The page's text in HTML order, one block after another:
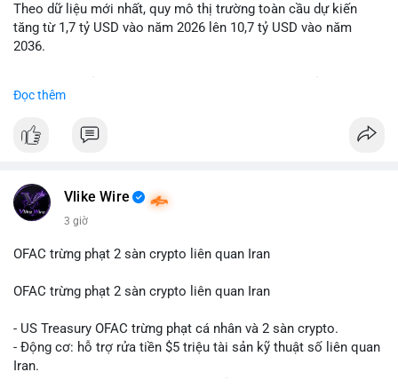
Lời khuyên: Nhà đầu tư nhỏ lẻ nên quan sát thêm 2-4 giờ sau
khi giao dịch được xác nhận, tránh hành động theo cảm xúc.
ưu tiên quản trị rủi ro trong giai đoạn biến động mạnh.
#btcmempool65k
Theo dữ liệu mới nhất, quy mô thị trường toàn cầu dự kiến
tăng từ 1,7 tỷ USD vào năm 2026 lên 10,7 tỷ USD vào năm
2036.
hàng năm (CAGR) ấn tượng lên tới 20,2%.
Điều gì đang thúc đẩy sự tăng trưởng vượt bậc này? Hãy cùng
Đọc thêm
Vlike Wire
3 giờ
OFAC trừng phạt 2 sàn crypto liên quan Iran
OFAC trừng phạt 2 sàn crypto liên quan Iran
- US Treasury OFAC trừng phạt cá nhân và 2 sàn crypto.
- Động cơ: hỗ trợ rửa tiền $5 triệu tài sản kỹ thuật số liên quan
Iran.